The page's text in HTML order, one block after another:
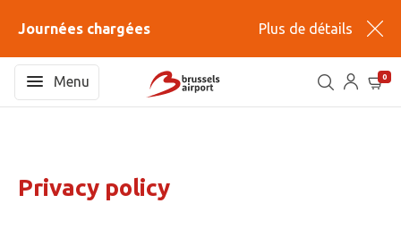
Journées chargées Plus de détails
Menu 0
Privacy policy